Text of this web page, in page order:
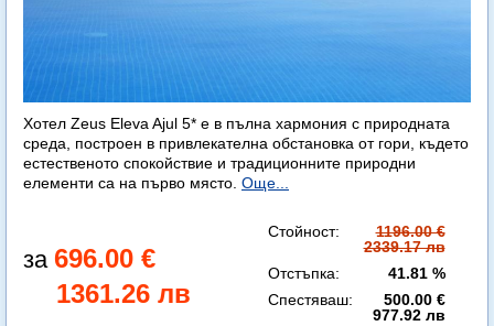
Хотел Zeus Eleva Ajul 5* е в пълна хармония с природната
среда, построен в привлекателна обстановка от гори, където
естественото спокойствие и традиционните природни
елементи са на първо място. Още...
696.00 €
1361.26 лв
Стойност:
1196.00 €
2339.17 лв
Отстъпка:
41.81 %
Спестяваш:
500.00 €
977.92 лв